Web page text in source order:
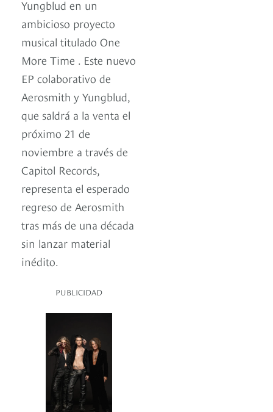
Yungblud en un
ambicioso proyecto
musical titulado One
More Time . Este nuevo
EP colaborativo de
Aerosmith y Yungblud,
que saldrá a la venta el
próximo 21 de
noviembre a través de
Capitol Records,
representa el esperado
regreso de Aerosmith
tras más de una década
sin lanzar material
inédito.
PUBLICIDAD